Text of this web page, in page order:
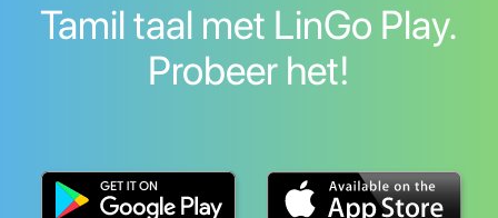
Tamil taal met LinGo Play.
Probeer het!